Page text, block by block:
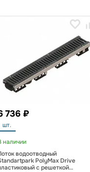
736 ₽
шт.
наличии
водоотводный
PolyMax Drive
с решеткой